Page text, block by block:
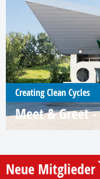
Creating Clean Cycles
Meet & Greet
Neue Mitglieder